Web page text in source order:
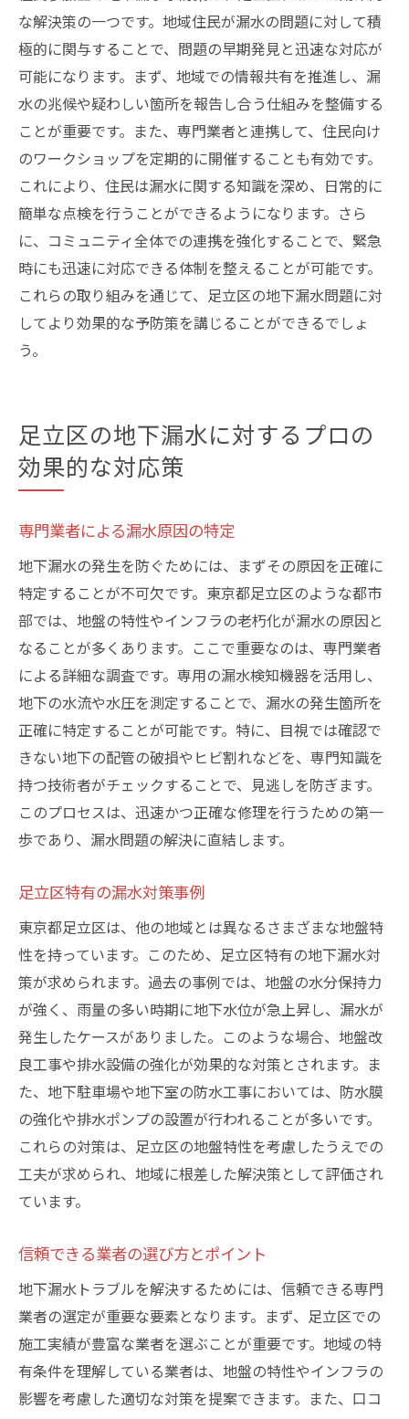
な解決策の一つです。地域住民が漏水の問題に対して積
極的に関与することで、問題の早期発見と迅速な対応が
可能になります。まず、地域での情報共有を推進し、漏
水の兆候や疑わしい箇所を報告し合う仕組みを整備する
ことが重要です。また、専門業者と連携して、住民向け
のワークショップを定期的に開催することも有効です。
これにより、住民は漏水に関する知識を深め、日常的に
簡単な点検を行うことができるようになります。さら
に、コミュニティ全体での連携を強化することで、緊急
時にも迅速に対応できる体制を整えることが可能です。
これらの取り組みを通じて、足立区の地下漏水問題に対
してより効果的な予防策を講じることができるでしょ
う。
足立区の地下漏水に対するプロの
効果的な対応策
専門業者による漏水原因の特定
地下漏水の発生を防ぐためには、まずその原因を正確に
特定することが不可欠です。東京都足立区のような都市
部では、地盤の特性やインフラの老朽化が漏水の原因と
なることが多くあります。ここで重要なのは、専門業者
による詳細な調査です。専用の漏水検知機器を活用し、
地下の水流や水圧を測定することで、漏水の発生箇所を
正確に特定することが可能です。特に、目視では確認で
きない地下の配管の破損やヒビ割れなどを、専門知識を
持つ技術者がチェックすることで、見逃しを防ぎます。
このプロセスは、迅速かつ正確な修理を行うための第一
歩であり、漏水問題の解決に直結します。
足立区特有の漏水対策事例
東京都足立区は、他の地域とは異なるさまざまな地盤特
性を持っています。このため、足立区特有の地下漏水対
策が求められます。過去の事例では、地盤の水分保持力
が強く、雨量の多い時期に地下水位が急上昇し、漏水が
発生したケースがありました。このような場合、地盤改
良工事や排水設備の強化が効果的な対策とされます。ま
た、地下駐車場や地下室の防水工事においては、防水膜
の強化や排水ポンプの設置が行われることが多いです。
これらの対策は、足立区の地盤特性を考慮したうえでの
工夫が求められ、地域に根差した解決策として評価され
ています。
信頼できる業者の選び方とポイント
地下漏水トラブルを解決するためには、信頼できる専門
業者の選定が重要な要素となります。まず、足立区での
施工実績が豊富な業者を選ぶことが重要です。地域の特
有条件を理解している業者は、地盤の特性やインフラの
影響を考慮した適切な対策を提案できます。また、口コ